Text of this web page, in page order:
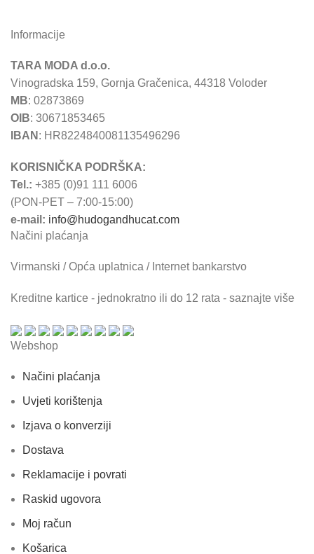
Informacije
TARA MODA d.o.o.
Vinogradska 159, Gornja Gračenica, 44318 Voloder
MB: 02873869
OIB: 30671853465
IBAN : HR8224840081135496296
KORISNIČKA PODRŠKA:
Tel.: +385 (0)91 111 6006
(PON-PET – 7:00-15:00)
e-mail: info@hudogandhucat.com
Načini plaćanja
Virmanski / Opća uplatnica / Internet bankarstvo
Kreditne kartice - jednokratno ili do 12 rata - saznajte više
Webshop
Načini plaćanja
Uvjeti korištenja
Izjava o konverziji
Dostava
Reklamacije i povrati
Raskid ugovora
Moj račun
Košarica